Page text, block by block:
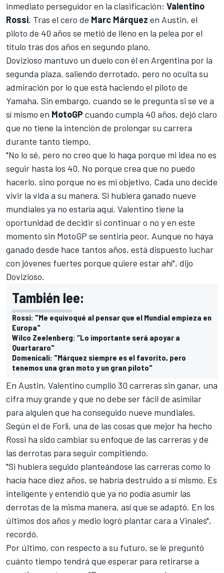
inmediato perseguidor en la clasificación: Valentino
Rossi. Tras el cero de Marc Márquez en Austin, el
piloto de 40 años se metió de lleno en la pelea por el
título tras dos años en segundo plano.
Dovizioso mantuvo un duelo con él en Argentina por la
segunda plaza, saliendo derrotado, pero no oculta su
admiración por lo que está haciendo el piloto de
Yamaha. Sin embargo, cuando se le pregunta si se ve a
sí mismo en MotoGP cuando cumpla 40 años, dejó claro
que no tiene la intención de prolongar su carrera
durante tanto tiempo.
"No lo sé, pero no creo que lo haga porque mi idea no es
seguir hasta los 40. No porque crea que no puedo
hacerlo, sino porque no es mi objetivo. Cada uno decide
vivir la vida a su manera. Si hubiera ganado nueve
mundiales ya no estaría aquí. Valentino tiene la
oportunidad de decidir si continuar o no y en este
momento sin MotoGP se sentiría peor. Aunque no haya
ganado desde hace tantos años, está dispuesto luchar
con jóvenes fuertes porque quiere estar ahí", dijo
Dovizioso.
También lee:
Rossi: "Me equivoqué al pensar que el Mundial empieza en
Europa"
Wilco Zeelenberg: “Lo importante será apoyar a
Quartararo"
Domenicali: "Márquez siempre es el favorito, pero
tenemos una gran moto y un gran piloto"
En Austin, Valentino cumplió 30 carreras sin ganar, una
cifra muy grande y que no debe ser fácil de asimilar
para alguien que ha conseguido nueve mundiales.
Según el de Forlì, una de las cosas que mejor ha hecho
Rossi ha sido cambiar su enfoque de las carreras y de
las derrotas para seguir compitiendo.
"Si hubiera seguido planteándose las carreras como lo
hacía hace diez años, se habría destruido a sí mismo. Es
inteligente y entendió que ya no podía asumir las
derrotas de la misma manera, así que se adaptó. En los
últimos dos años y medio logró plantar cara a Vinales",
recordó.
Por último, con respecto a su futuro, se le preguntó
cuánto tiempo tendrá que esperar para retirarse a